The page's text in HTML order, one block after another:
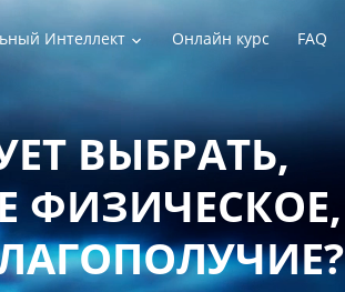
Интеллект Онлайн курс FAQ
ВЫБРАТЬ,
ФИЗИЧЕСКОЕ,